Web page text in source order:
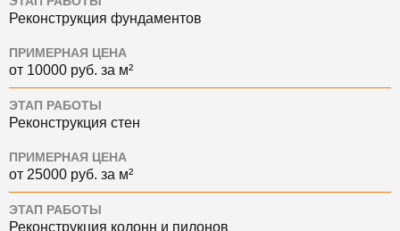
Реконструкция фундаментов
ПРИМЕРНАЯ ЦЕНА
от 10000 руб. за м²
ЭТАП РАБОТЫ
Реконструкция стен
ПРИМЕРНАЯ ЦЕНА
от 25000 руб. за м²
ЭТАП РАБОТЫ
Реконструкция колонн и пилонов